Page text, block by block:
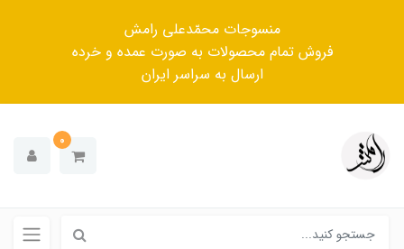
منسوجات محمّدعلی رامش
فروش تمام محصولات به صورت عمده و خرده
ارسال به سراسر ایران
0